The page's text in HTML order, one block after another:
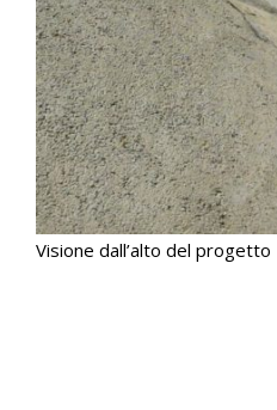
Visione dall’alto del progetto